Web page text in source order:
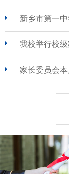
新乡市第一
我校举行校
家长委员会